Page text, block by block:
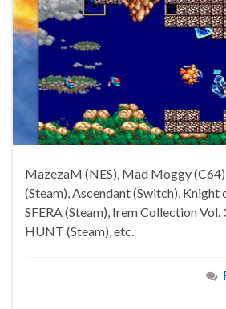
MazezaM (NES), Mad Moggy
(Steam), Ascendant (Switch), Knight
SFERA (Steam), Irem Collection Vol.
HUNT (Steam), etc.